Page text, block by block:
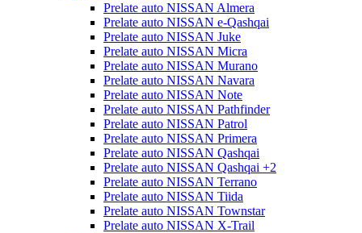
Prelate auto NISSAN Almera
Prelate auto NISSAN e-Qashqai
Prelate auto NISSAN Juke
Prelate auto NISSAN Micra
Prelate auto NISSAN Murano
Prelate auto NISSAN Navara
Prelate auto NISSAN Note
Prelate auto NISSAN Pathfinder
Prelate auto NISSAN Patrol
Prelate auto NISSAN Primera
Prelate auto NISSAN Qashqai
Prelate auto NISSAN Qashqai +2
Prelate auto NISSAN Terrano
Prelate auto NISSAN Tiida
Prelate auto NISSAN Townstar
Prelate auto NISSAN X-Trail